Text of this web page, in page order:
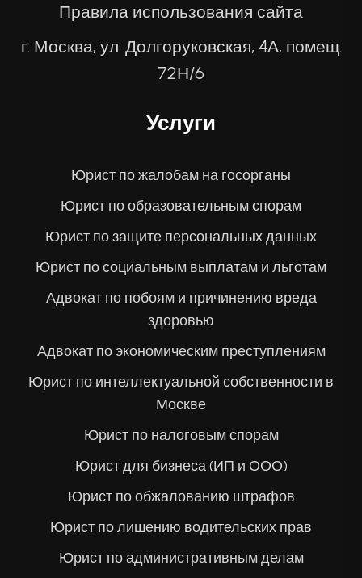
Правила использования сайта
г. Москва, ул. Долгоруковская, 4А, помещ.
72Н/6
Услуги
Юрист по жалобам на госорганы
Юрист по образовательным спорам
Юрист по защите персональных данных
Юрист по социальным выплатам и льготам
Адвокат по побоям и причинению вреда
здоровью
Адвокат по экономическим преступлениям
Юрист по интеллектуальной собственности в
Москве
Юрист по налоговым спорам
Юрист для бизнеса (ИП и ООО)
Юрист по обжалованию штрафов
Юрист по лишению водительских прав
Юрист по административным делам